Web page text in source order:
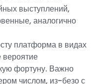
выступлений,
аналогично
платформа в видах
вероятие
фортуну. Важно
числом, из-безо с